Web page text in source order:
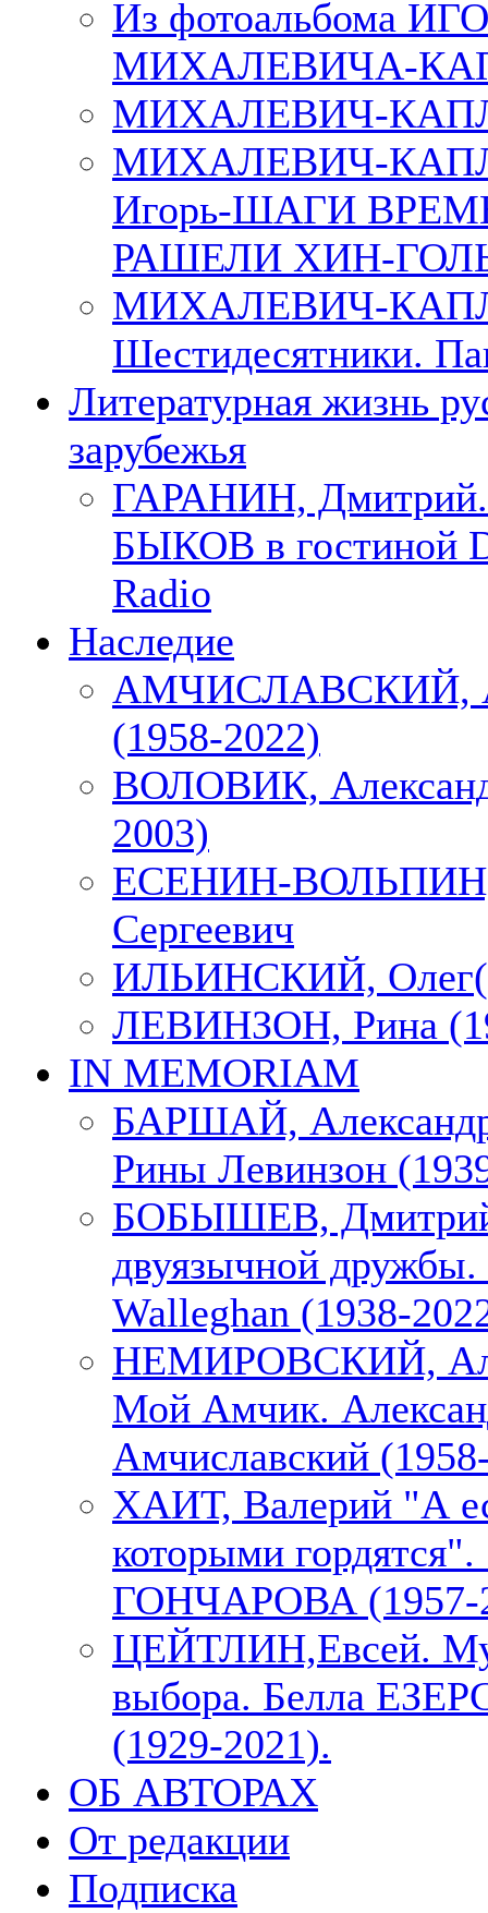
Из фотоальбома
МИХАЛЕВИЧА-
МИХАЛЕВИЧ-
МИХАЛЕВИЧ-
Игорь-ШАГИ
РАШЕЛИ ХИН-
МИХАЛЕВИЧ-
Шестидесятники.
Литературная жизнь
зарубежья
ГАРАНИН,
БЫКОВ в гостиной
Radio
Наследие
АМЧИСЛАВСКИЙ,
(1958-2022)
ВОЛОВИК,
2003)
ЕСЕНИН-ВОЛЬПИН,
Сергеевич
ИЛЬИНСКИЙ,
ЛЕВИНЗОН, Рина
IN MEMORIAM
БАРШАЙ,
Рины Левинзон
БОБЫШЕВ,
двуязычной
Walleghan (1938-
НЕМИРОВСКИЙ,
Мой Амчик.
Амчиславский
ХАИТ, Валерий "А
которыми
ГОНЧАРОВА (1957-
ЦЕЙТЛИН,Евсей.
выбора. Белла
(1929-2021).
ОБ АВТОРАХ
От редакции
Подписка